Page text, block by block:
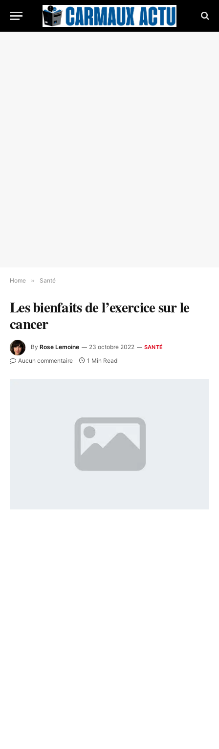
Home » Santé
Les bienfaits de l’exercice sur le
cancer
By Rose Lemoine 23 octobre 2022 SANTÉ
Aucun commentaire 1 Min Read